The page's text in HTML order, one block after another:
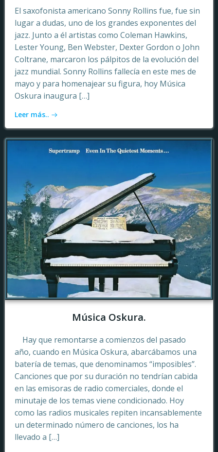
El saxofonista americano Sonny Rollins fue, fue sin
lugar a dudas, uno de los grandes exponentes del
jazz. Junto a él artistas como Coleman Hawkins,
Lester Young, Ben Webster, Dexter Gordon o John
Coltrane, marcaron los pálpitos de la evolución del
jazz mundial. Sonny Rollins fallecía en este mes de
mayo y para homenajear su figura, hoy Música
Oskura inaugura […]
Leer más..
Música Oskura.
Hay que remontarse a comienzos del pasado
año, cuando en Música Oskura, abarcábamos una
batería de temas, que denominamos “imposibles”.
Canciones que por su duración no tendrían cabida
en las emisoras de radio comerciales, donde el
minutaje de los temas viene condicionado. Hoy
como las radios musicales repiten incansablemente
un determinado número de canciones, los ha
llevado a […]